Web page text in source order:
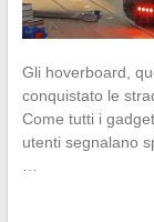
Gli hoverboard,
conquistato le
Come tutti i
utenti segnalano